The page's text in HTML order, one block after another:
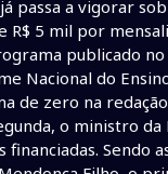
passa a vigorar
5 mil por
publicado
Nacional do
de zero na
o ministro da
Sendo